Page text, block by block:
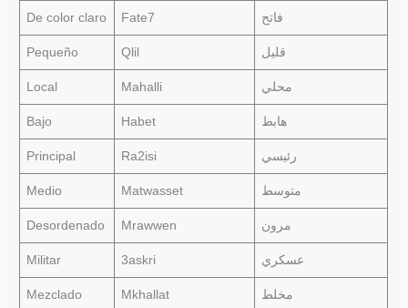
De color claro Fate7 فاتح
Pequeño Qlil قليل
Local Mahalli محلي
Bajo Habet هابط
Principal Ra2isi رئيسي
Medio Matwasset متوسط
Desordenado Mrawwen مرون
Militar 3askri عسكري
Mezclado Mkhallat مخلط